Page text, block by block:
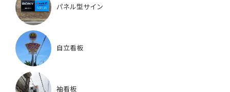
パネル型サイン
自立看板
袖看板